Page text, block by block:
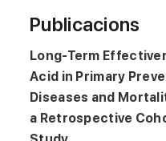
Publicacions
Long-Term
Acid in Primary
Diseases and
a Retrospective